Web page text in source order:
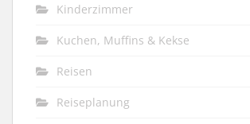
Kinderzimmer
Kuchen, Muffins & Kekse
Reisen
Reiseplanung